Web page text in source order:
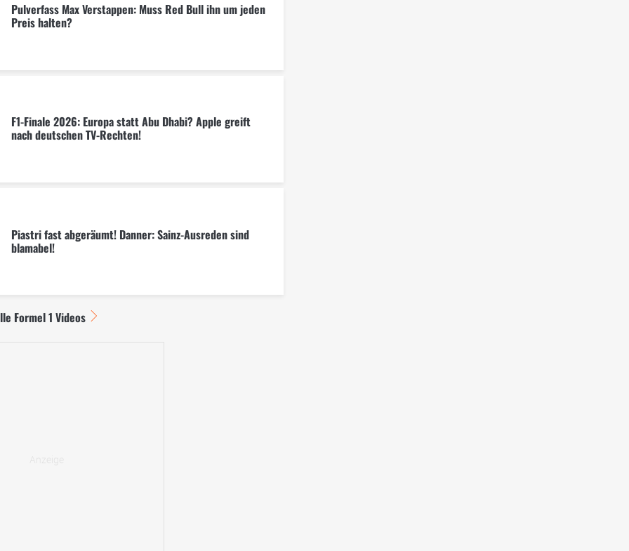
Pulverfass Max Verstappen: Muss Red Bull ihn um jeden
Preis halten?
F1-Finale 2026: Europa statt Abu Dhabi? Apple greift
nach deutschen TV-Rechten!
Piastri fast abgeräumt! Danner: Sainz-Ausreden sind
blamabel!
Formel 1 Videos